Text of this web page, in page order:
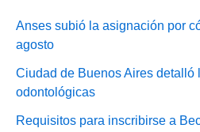
Anses subió la asignación por
agosto
Ciudad de Buenos Aires detalló
odontológicas
Requisitos para inscribirse a